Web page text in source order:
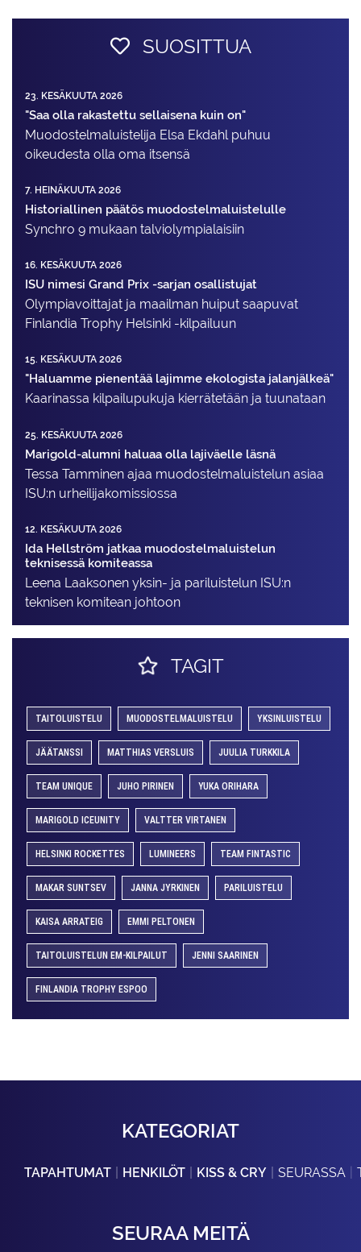
SUOSITTUA
23. KESÄKUUTA 2026
"Saa olla rakastettu sellaisena kuin on"
Muodostelma­luistelija Elsa Ekdahl puhuu
oikeudesta olla oma itsensä
7. HEINÄKUUTA 2026
Historiallinen päätös muodostelmaluistelulle
Synchro 9 mukaan talviolympialaisiin
16. KESÄKUUTA 2026
ISU nimesi Grand Prix -sarjan osallistujat
Olympiavoittajat ja maailman huiput saapuvat
Finlandia Trophy Helsinki -kilpailuun
15. KESÄKUUTA 2026
"Haluamme pienentää lajimme ekologista jalanjälkeä"
Kaarinassa kilpailupukuja kierrätetään ja tuunataan
25. KESÄKUUTA 2026
Marigold-alumni haluaa olla lajiväelle läsnä
Tessa Tamminen ajaa muodostelma­luistelun asiaa
ISU:n urheilija­komissiossa
12. KESÄKUUTA 2026
Ida Hellström jatkaa muodostelmaluistelun
teknisessä komiteassa
Leena Laaksonen yksin- ja pariluistelun ISU:n
teknisen komitean johtoon
TAGIT
TAITOLUISTELU MUODOSTELMALUISTELU YKSINLUISTELU
JÄÄTANSSI MATTHIAS VERSLUIS JUULIA TURKKILA
TEAM UNIQUE JUHO PIRINEN YUKA ORIHARA
MARIGOLD ICEUNITY VALTTER VIRTANEN
HELSINKI ROCKETTES LUMINEERS TEAM FINTASTIC
MAKAR SUNTSEV JANNA JYRKINEN PARILUISTELU
KAISA ARRATEIG EMMI PELTONEN
TAITOLUISTELUN EM-KILPAILUT JENNI SAARINEN
FINLANDIA TROPHY ESPOO
KATEGORIAT
TAPAHTUMAT HENKILÖT KISS & CRY SEURASSA
SEURAA MEITÄ